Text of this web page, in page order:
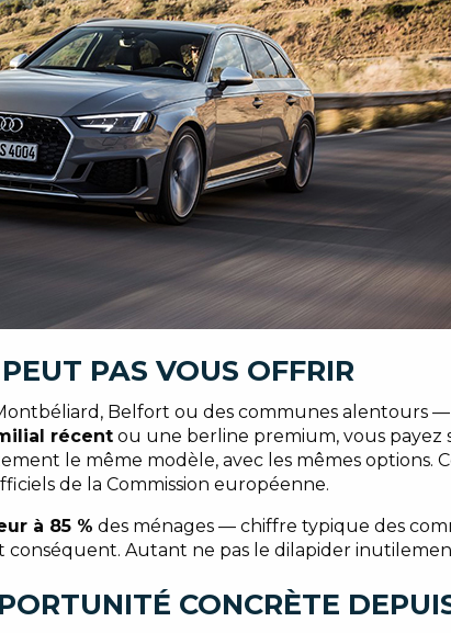
PAS VOUS OFFRIR
Belfort ou des communes alentours —
récent ou une berline premium, vous payez
le même modèle, avec les mêmes options.
de la Commission européenne.
à 85 % des ménages — chiffre typique des
Autant ne pas le dilapider
CONCRÈTE